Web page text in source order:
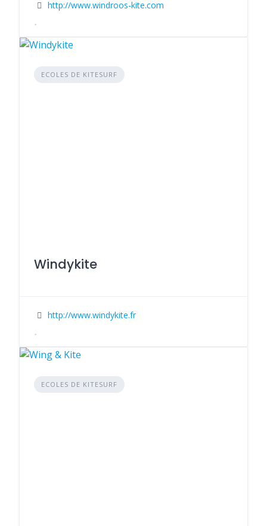
http://www.windroos-kite.com
ECOLES DE KITESURF
Windykite
http://www.windykite.fr
ECOLES DE KITESURF